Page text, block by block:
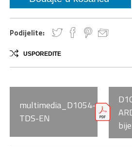
Podijelite:
USPOREDITE
multimedia_D1054-
TDS-EN